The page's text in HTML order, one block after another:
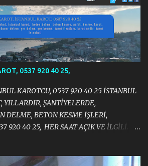
0537 920 40 25,
KAROTCU, 0537 920 40 25 İSTANBUL
YILLARDIR, ŞANTİYELERDE,
DELME, BETON KESME İŞLERİ,
920 40 25, HER SAAT AÇIK VE İLGİLİ.